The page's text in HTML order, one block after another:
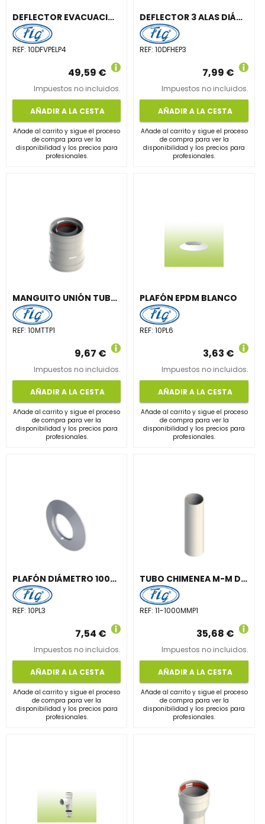
DEFLECTOR EVACUACIÓN VERTICAL M-H DIÁMETRO 100mm INOXIDABLE
REF: 10DFVPELP4
49,59 €
Impuestos no incluidos.
AÑADIR A LA CESTA
Añade al carrito y sigue el proceso
de compra para ver la
disponibilidad y los precios para
profesionales.
DEFLECTOR 3 ALAS DIÁMETRO 100mm ACERO INOXIDABLE PINTADO BLANCO
REF:10DFHEP3
7,99 €
Impuestos no incluidos.
AÑADIR A LA CESTA
Añade al carrito y sigue el proceso
de compra para ver la
disponibilidad y los precios para
profesionales.
MANGUITO UNIÓN TUBOS H-H DIÁMETRO 100mm ALUMINIO BLANCO
REF: 10MTTP1
9,67 €
Impuestos no incluidos.
AÑADIR A LA CESTA
Añade al carrito y sigue el proceso
de compra para ver la
disponibilidad y los precios para
profesionales.
PLAFÓN EPDM BLANCO
REF:10PL6
3,63 €
Impuestos no incluidos.
AÑADIR A LA CESTA
Añade al carrito y sigue el proceso
de compra para ver la
disponibilidad y los precios para
profesionales.
PLAFÓN DIÁMETRO 100mm ACERO INOXIDABLE BLANCO
REF: 10PL3
7,54 €
Impuestos no incluidos.
AÑADIR A LA CESTA
Añade al carrito y sigue el proceso
de compra para ver la
disponibilidad y los precios para
profesionales.
TUBO CHIMENEA M-M DIÁMETRO 110 1000mm ALUMINIO BLANCO
REF:11-1000MMP1
35,68 €
Impuestos no incluidos.
AÑADIR A LA CESTA
Añade al carrito y sigue el proceso
de compra para ver la
disponibilidad y los precios para
profesionales.